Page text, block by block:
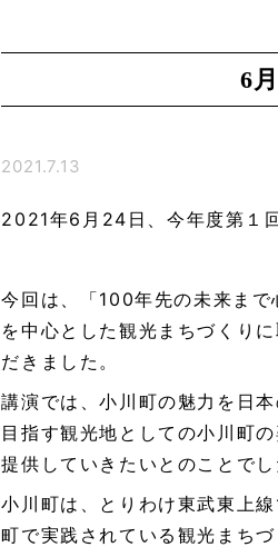
6
2021.7.13
2021年6月24日、今年度第１
今回は、「100年先の未来ま
を中心とした観光まちづくり
だきました。
講演では、小川町の魅力を日
目指す観光地としての小川町
提供していきたいとのことでし
小川町は、とりわけ東武東上
町で実践されている観光まち